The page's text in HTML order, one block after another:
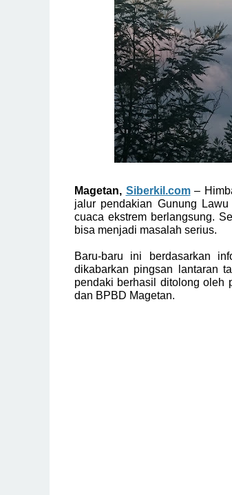
Magetan, Siberkil.com–
jalur pendakian Gunung
cuaca ekstrem berlangsung.
bisa menjadi masalah serius.
Baru-baru ini berdasarkan
dikabarkan pingsan lantaran
pendaki berhasil ditolong oleh
dan BPBD Magetan.